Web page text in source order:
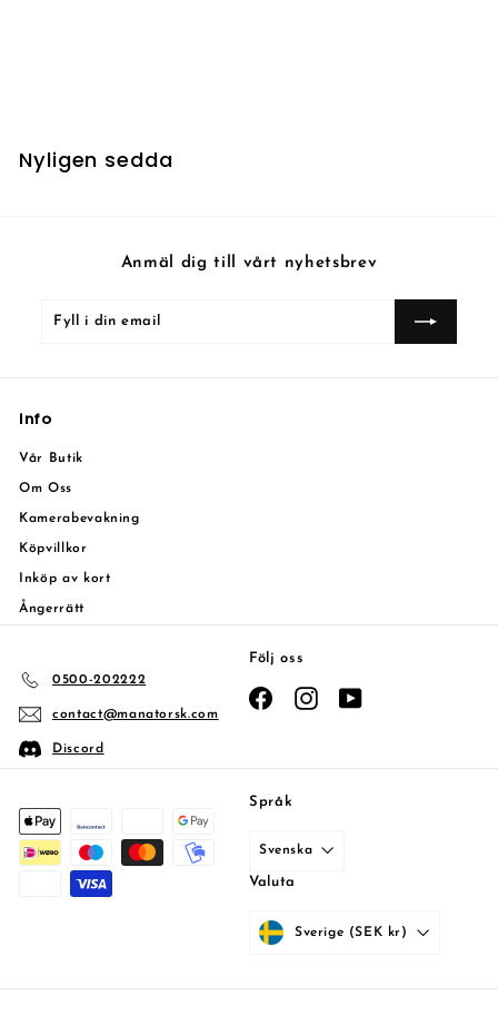
Nyligen sedda
Anmäl dig till vårt nyhetsbrev
Fyll
email
Prenumerera
Info
Vår Butik
Om Oss
Kamerabevakning
Köpvillkor
Inköp av kort
Ångerrätt
0500-202222
contact@manatorsk.com
Discord
Följ oss
FacebookInstagram
Språk
Svenska
Valuta
Sverige (SEK kr)